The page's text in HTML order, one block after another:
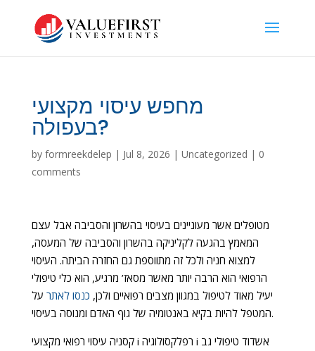
מחפש עיסוי מקצועי
בעפולה?
by formreekdelep | Jul 8, 2026 | Uncategorized | 0
comments
מטופלים אשר מעוניינים בעיסוי בהשרון והסביבה אבל עצם
המאמץ בהגעה לקליניקה בהשרון והסביבה של המעסה,
למצוא חניה ולכל זה מתווספת גם החזרה הביתה. העיסוי
הרפואי הוא הרבה יותר מאשר מסאז’ מרגיע, הוא כלי טיפולי
יעיל מאוד לטיפול במגוון מצבים רפואיים ולכן, כנסו לאתר על
המטפל להיות בקיא באנטומיה של גוף האדם ומנוסה בעיסוי.
קסניה עיסוי רפואי מקצועי i רפלקסולוגיה i אשדוד טיפולי גב